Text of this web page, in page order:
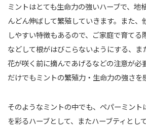
ミントはとても生命力の強いハーブで、地
んどん伸ばして繁殖していきます。また、
しやすい特徴もあるので、ご家庭で育てる
などして根がはびこらないようにする、ま
花が咲く前に摘んであげるなどの注意が必
だけでもミントの繁殖力・生命力の強さを
そのようなミントの中でも、ペパーミント
を彩るハーブとして、またハーブティとし